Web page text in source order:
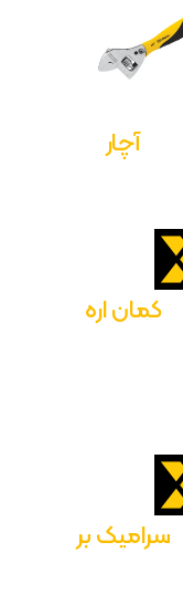
آچار
کمان اره
سرامیک بر